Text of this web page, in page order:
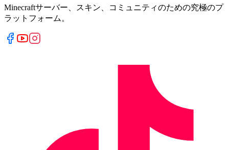
Minecraftサーバー、スキン、コミュニティのための究極のプ
ラットフォーム。